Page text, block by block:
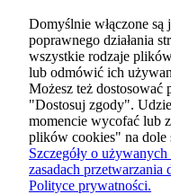
dodaj
Domyślnie włączone
poprawnego działania
wszystkie rodzaje
lub odmówić ich
Możesz też
"Dostosuj zgody".
momencie wycofać lub
plików cookies" na dole
Szczegóły o
zasadach
Polityce prywatności.